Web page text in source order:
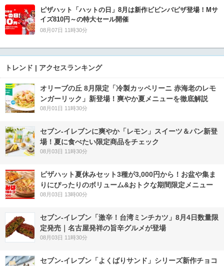
ピザハット「ハットの日」8月は新作ビビンバピザ登場！Mサ
イズ810円～の特大セール開催
08月07日 11時30分
トレンド | アクセスランキング
オリーブの丘 8月限定「冷製カッペリーニ 赤海老のレモ
ンガーリック」新登場！爽やか夏メニューを徹底解説
08月01日 11時30分
セブン‐イレブンに爽やか「レモン」スイーツ＆パン新登
場！夏に食べたい限定商品をチェック
08月03日 11時30分
ピザハット夏休みセット3種が3,000円から！お盆や集ま
りにぴったりのボリューム&おトクな期間限定メニュー
08月03日 13時00分
セブン-イレブン「激辛！台湾ミンチカツ」8月4日数量限
定発売｜名古屋発祥の旨辛グルメが登場
08月03日 11時30分
セブン‐イレブン「よくばりサンド」シリーズ新作チョコ